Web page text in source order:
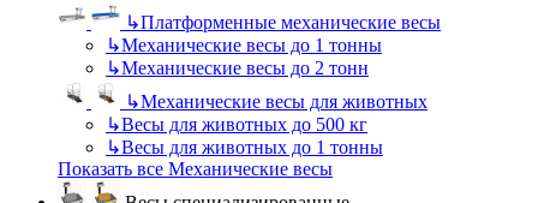
↳Платформенные механические весы
↳Механические весы до 1 тонны
↳Механические весы до 2 тонн
↳Механические весы для животных
↳Весы для животных до 500 кг
↳Весы для животных до 1 тонны
Показать все Механические весы